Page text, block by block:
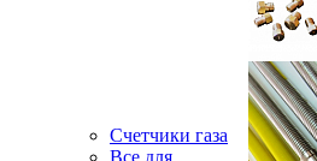
Счетчики газа
Все для